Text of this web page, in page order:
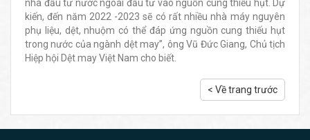
nhà đầu tư nước ngoài đầu tư vào nguồn cung thiếu hụt. Dự
kiến, đến năm 2022 -2023 sẽ có rất nhiều nhà máy nguyên
phụ liệu, dệt, nhuộm có thể đáp ứng nguồn cung thiếu hụt
trong nước của ngành dệt may”, ông Vũ Đức Giang, Chủ tịch
Hiệp hội Dệt may Việt Nam cho biết.
< Về trang trước